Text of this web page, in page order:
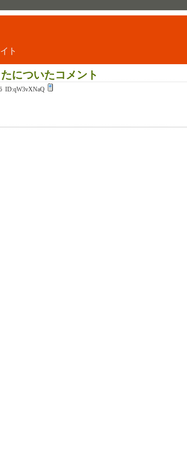
ト
についたコメント
ID:qW3vXNaQ